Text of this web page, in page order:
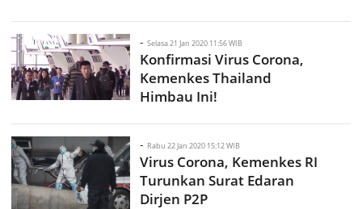
- Selasa 21 Jan 2020 11:56 WIB
Konfirmasi Virus Corona,
Kemenkes Thailand
Himbau Ini!
- Rabu 22 Jan 2020 15:12 WIB
Virus Corona, Kemenkes RI
Turunkan Surat Edaran
Dirjen P2P